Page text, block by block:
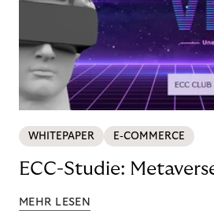
WHITEPAPER E-COMMERCE
ECC-Studie:
MEHR LESEN